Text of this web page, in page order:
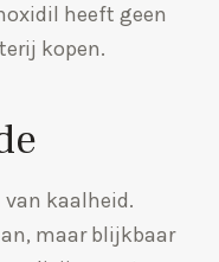
heeft geen
kopen.
kaalheid.
maar blijkbaar